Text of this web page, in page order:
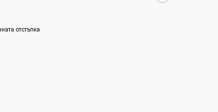
отстъпка